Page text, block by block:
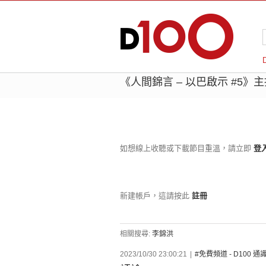
《人間錦言 – 以巴啟示 #5》
如想線上收聽或下載節目重溫，請立即 登
新建帳戶，這請按此 註冊
相關搜尋: 李錦洪
2023/10/30 23:00:21 #免費頻道 - D100 通